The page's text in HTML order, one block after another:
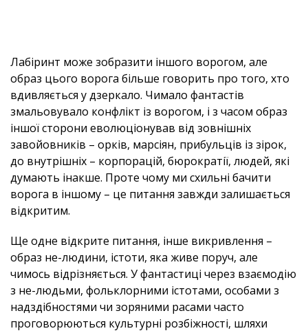
Лабіринт може зобразити іншого ворогом, але
образ цього ворога більше говорить про того, хто
вдивляється у дзеркало. Чимало фантастів
змальовувало конфлікт із ворогом, і з часом образ
іншої сторони еволюціонував від зовнішніх
завойовників – орків, марсіян, прибульців із зірок,
до внутрішніх – корпорацій, бюрократії, людей, які
думають інакше. Проте чому ми схильні бачити
ворога в іншому – це питання завжди залишається
відкритим.
Ще одне відкрите питання, інше викривлення –
образ не-людини, істоти, яка живе поруч, але
чимось відрізняється. У фантастиці через взаємодію
з не-людьми, фольклорними істотами, особами з
надздібностями чи зоряними расами часто
проговорюються культурні розбіжності, шляхи